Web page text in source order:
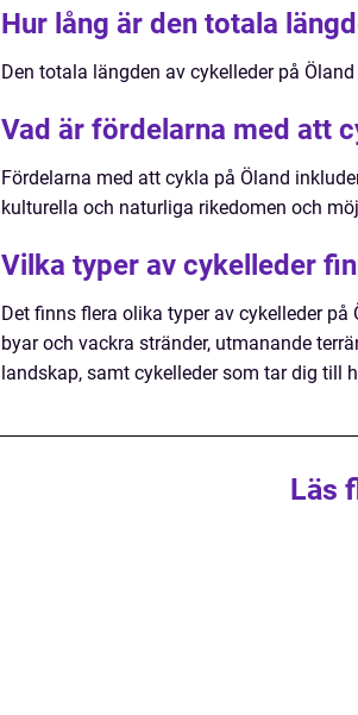
Hur lång är den totala
Den totala längden av cykelleder på
Vad är fördelarna med att
Fördelarna med att cykla på Öland
kulturella och naturliga rikedomen och
Vilka typer av cykelleder
Det finns flera olika typer av cykelleder
byar och vackra stränder, utmanande
landskap, samt cykelleder som tar dig till
Läs